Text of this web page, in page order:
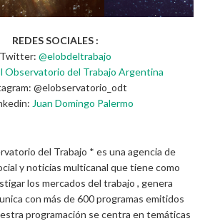
REDES SOCIALES :
Twitter: @elobdeltrabajo
Observatorio del Trabajo Argentina
@elobservatorio_odt
Juan Domingo Palermo
del Trabajo * es una agencia de
y noticias multicanal que tiene como
los mercados del trabajo , genera
con más de 600 programas emitidos
programación se centra en temáticas